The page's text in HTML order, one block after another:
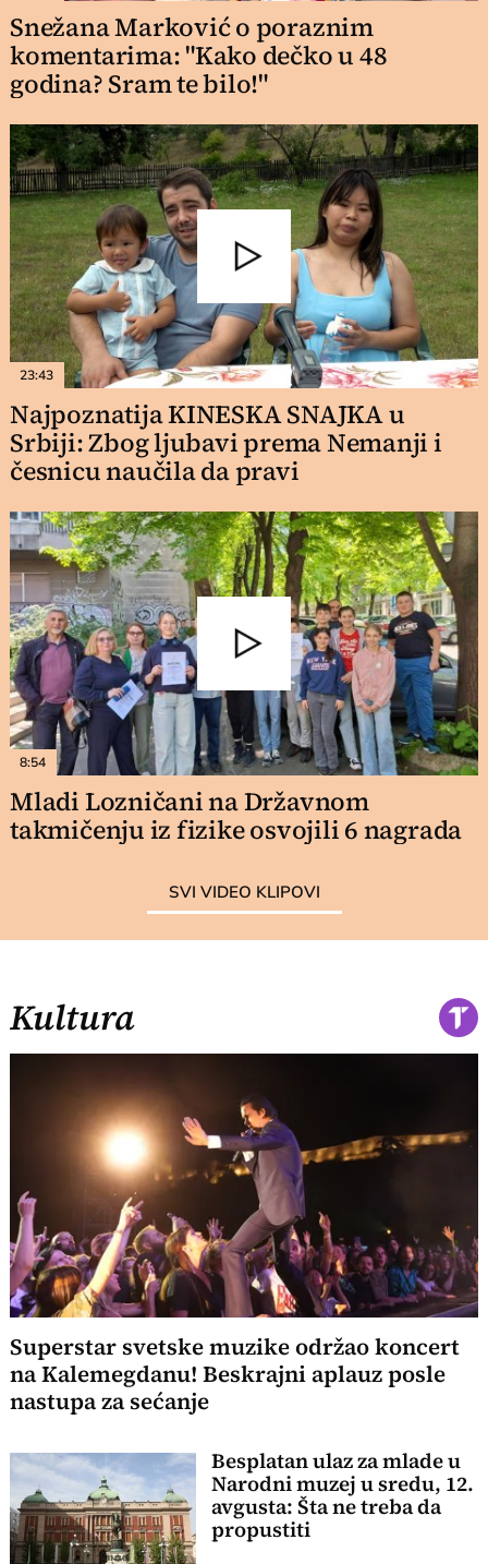
Snežana Marković o poraznim
komentarima: "Kako dečko u 48
godina? Sram te bilo!"
23:43
Najpoznatija KINESKA SNAJKA u
Srbiji: Zbog ljubavi prema Nemanji i
česnicu naučila da pravi
8:54
Mladi Lozničani na Državnom
takmičenju iz fizike osvojili 6 nagrada
SVI VIDEO KLIPOVI
Kultura
Superstar svetske muzike održao koncert
na Kalemegdanu! Beskrajni aplauz posle
nastupa za sećanje
Besplatan ulaz za mlade u
Narodni muzej u sredu, 12.
avgusta: Šta ne treba da
propustiti